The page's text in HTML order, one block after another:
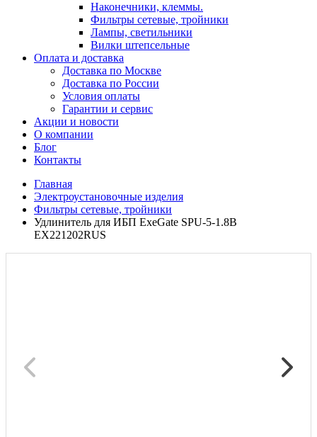
Наконечники, клеммы.
Фильтры сетевые, тройники
Лампы, светильники
Вилки штепсельные
Оплата и доставка
Доставка по Москве
Доставка по России
Условия оплаты
Гарантии и сервис
Акции и новости
О компании
Блог
Контакты
Главная
Электроустановочные изделия
Фильтры сетевые, тройники
Удлинитель для ИБП ExeGate SPU-5-1.8B
EX221202RUS